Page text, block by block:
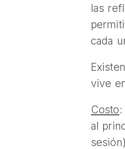
las
cada
vive
Costo
al
sesión)